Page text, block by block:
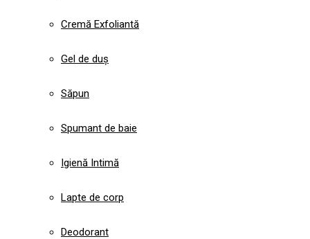
Cremă Exfoliantă
Gel de duș
Săpun
Spumant de baie
Igienă Intimă
Lapte de corp
Deodorant